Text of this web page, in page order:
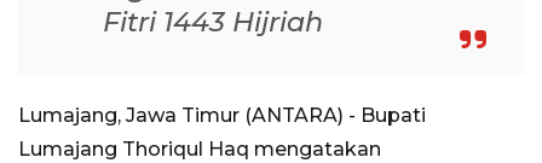
Fitri 1443 Hijriah
Lumajang, Jawa Timur (ANTARA) - Bupati
Lumajang Thoriqul Haq mengatakan